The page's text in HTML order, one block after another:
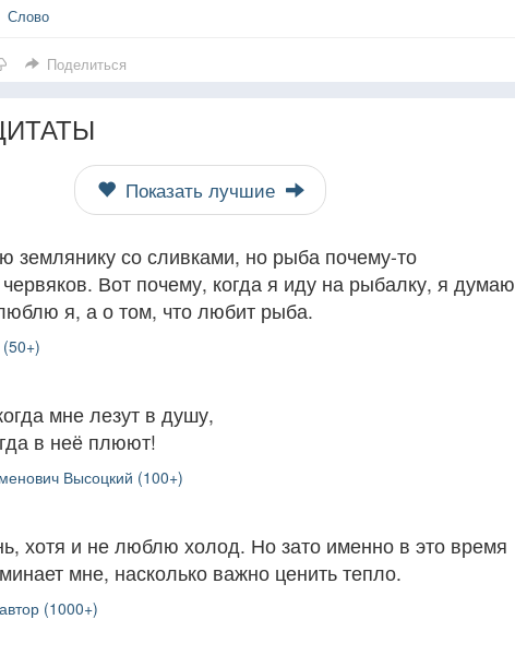
Слово
Поделиться
Показать лучшие
землянику со сливками, но рыба почему-то
червяков. Вот почему, когда я иду на рыбалку, я думаю
я, а о том, что любит рыба.
мне лезут в душу,
в неё плюют!
Высоцкий (100+)
хотя и не люблю холод. Но зато именно в это время
мне, насколько важно ценить тепло.
(1000+)